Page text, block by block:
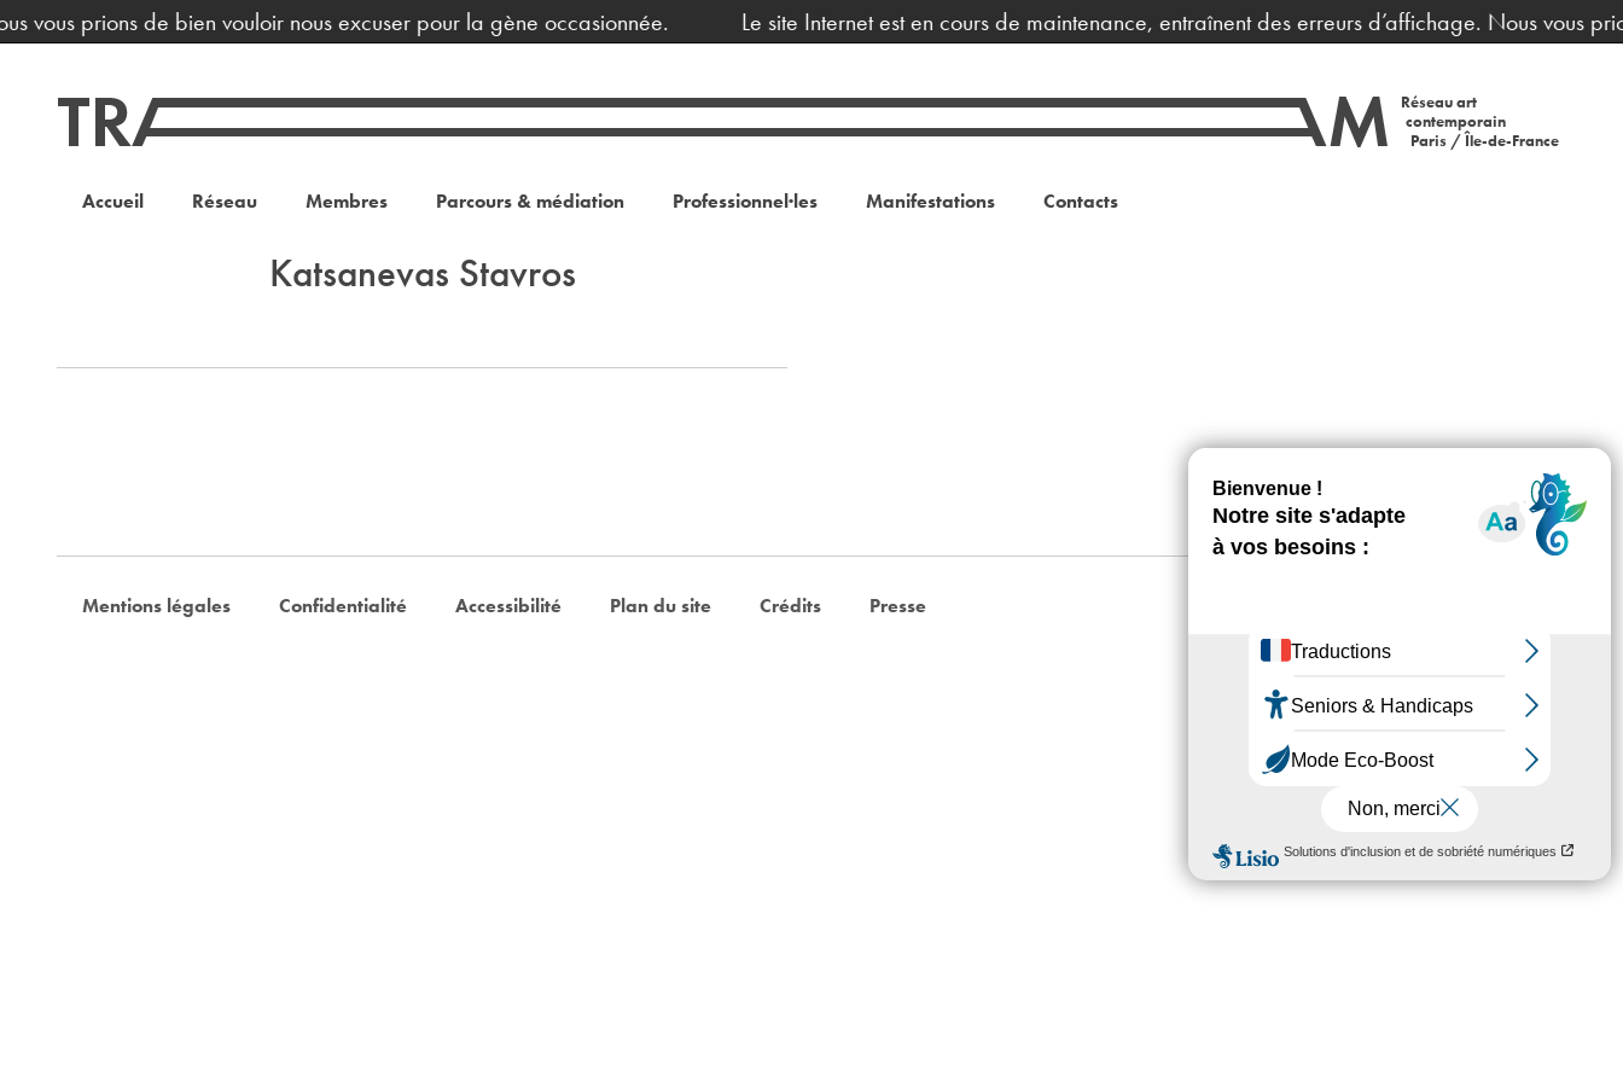
prions de bien vouloir nous excuser pour la gène occasionnée. Le site Internet est en cours de maintenance, entraînent des erreurs d’affichage. Nous vous
Réseau art
contemporain
Paris / Île-de-France
Accueil Réseau Membres Parcours & médiation Professionnel·les Manifestations Contacts
Katsanevas Stavros
Mentions légales Confidentialité Accessibilité Plan du site Crédits Presse